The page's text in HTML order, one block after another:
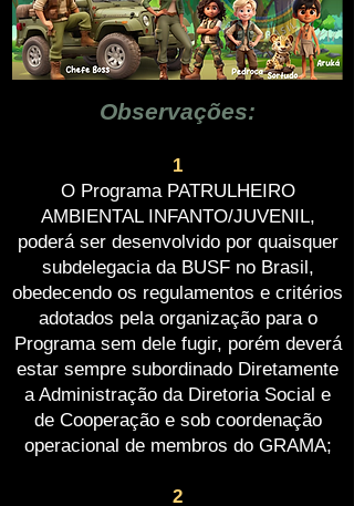
Observações:
1
O Programa PATRULHEIRO
AMBIENTAL INFANTO/JUVENIL,
poderá ser desenvolvido por quaisquer
subdelegacia da BUSF no Brasil,
obedecendo os regulamentos e critérios
adotados pela organização para o
Programa sem dele fugir, porém deverá
estar sempre subordinado Diretamente
a Administração da Diretoria Social e
de Cooperação e sob coordenação
operacional de membros do GRAMA;
2